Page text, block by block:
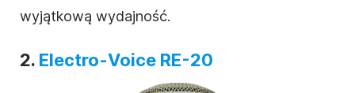
wyjątkową wydajność.
2. Electro-Voice RE-20